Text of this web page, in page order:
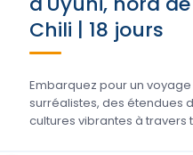
Chili | 18 jours
Embarquez pour un
surréalistes, des étendues
cultures vibrantes à travers